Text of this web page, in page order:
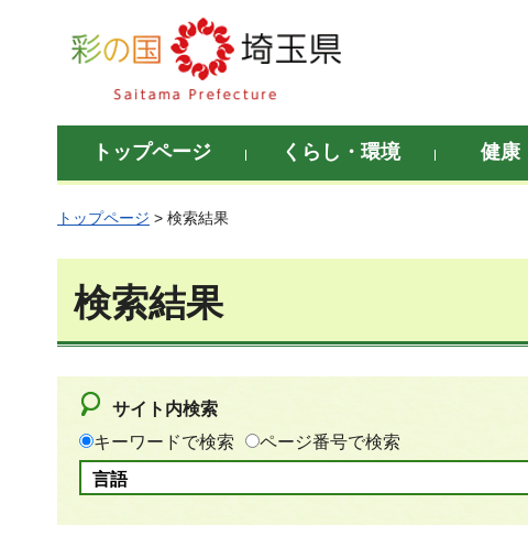
彩の国 埼玉県
トップページ くらし・環境 健康
トップページ > 検索結果
検索結果
サイト内検索
キーワードで検索
ページ番号で検索